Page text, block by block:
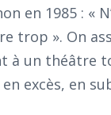
en 1985 : «
trop ». On
à un théâtre
excès, en